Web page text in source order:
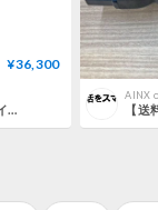
¥36,300
AINX